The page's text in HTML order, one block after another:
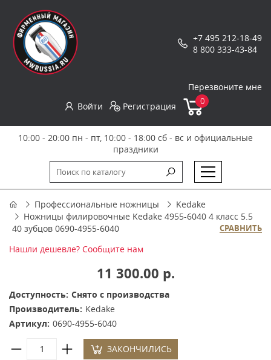
+7 495 212-18-49
8 800 333-43-84
Перезвоните мне
Войти
Регистрация 0
10:00 - 20:00 пн - пт, 10:00 - 18:00 сб - вс и официальные
праздники
Профессиональные ножницы
Kedake
Ножницы филировочные Kedake 4955-6040 4 класс 5.5
40 зубцов 0690-4955-6040
СРАВНИТЬ
Нашли дешевле? Сообщите нам
11 300.00 р.
Доступность: Снято с производства
Производитель: Kedake
Артикул: 0690-4955-6040
ЗАКОНЧИЛИСЬ